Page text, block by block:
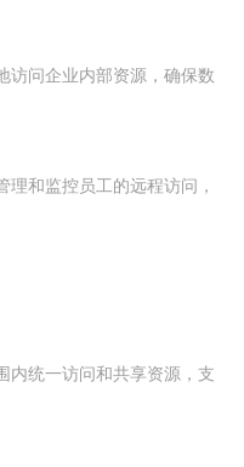
访问企业内部资源，确保数
和监控员工的远程访问，
内统一访问和共享资源，支